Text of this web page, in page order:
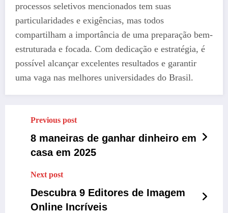
processos seletivos mencionados tem suas
particularidades e exigências, mas todos
compartilham a importância de uma preparação bem-
estruturada e focada. Com dedicação e estratégia, é
possível alcançar excelentes resultados e garantir
uma vaga nas melhores universidades do Brasil.
Previous post
8 maneiras de ganhar dinheiro em
casa em 2025
Next post
Descubra 9 Editores de Imagem
Online Incríveis